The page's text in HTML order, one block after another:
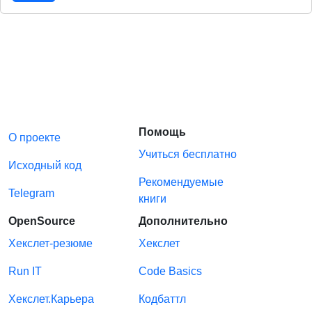
О проекте
Исходный код
Telegram
Помощь
Учиться бесплатно
Рекомендуемые
книги
OpenSource
Хекслет-резюме
Run IT
Хекслет.Карьера
Дополнительно
Хекслет
Code Basics
Кодбаттл